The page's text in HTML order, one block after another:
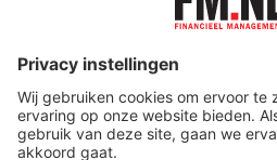
Werken bij ons
Privacy Statement
Algemene Voorwaarden